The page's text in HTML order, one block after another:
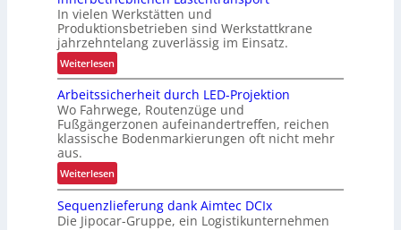
d
e
n
w
a
a
g
e
z
u
r
K
I
u
s
t
e
ö
s
u
g
f
ü
r
In vielen Werkstätten und
Produktionsbetrieben sind Werkstattkrane
jahrzehntelang zuverlässig im Einsatz.
Weiterlesen:
M
e
h
r
E
r
g
o
n
Arbeitssicherheit durch LED-Projektion
Wo Fahrwege, Routenzüge und
Fußgängerzonen aufeinandertreffen, reichen
klassische Bodenmarkierungen oft nicht mehr
aus.
Weiterlesen:
A
r
b
Sequenzlieferung dank Aimtec DCIx
Die Jipocar-Gruppe, ein Logistikunternehmen